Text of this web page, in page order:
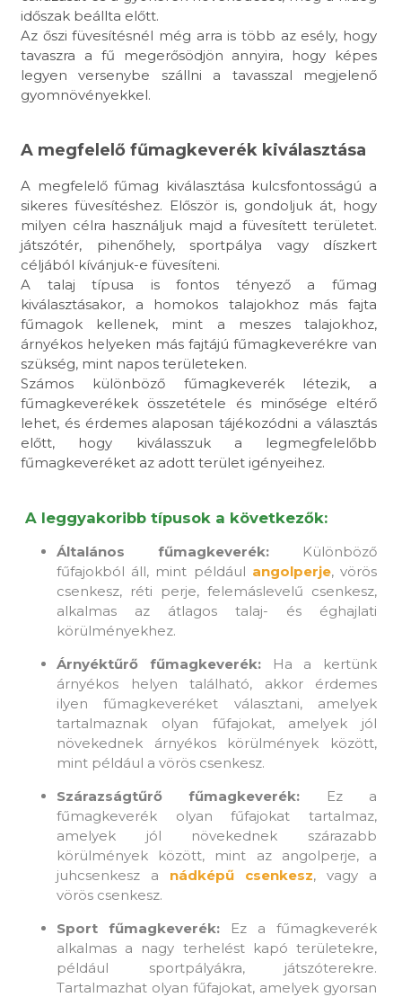
időszak beállta előtt.
Az őszi füvesítésnél még arra is több az esély, hogy
tavaszra a fű megerősödjön annyira, hogy képes
legyen versenybe szállni a tavasszal megjelenő
gyomnövényekkel.
A megfelelő fűmagkeverék kiválasztása
A megfelelő fűmag kiválasztása kulcsfontosságú a
sikeres füvesítéshez. Először is, gondoljuk át, hogy
milyen célra használjuk majd a füvesített területet.
játszótér, pihenőhely, sportpálya vagy díszkert
céljából kívánjuk-e füvesíteni.
A talaj típusa is fontos tényező a fűmag
kiválasztásakor, a homokos talajokhoz más fajta
fűmagok kellenek, mint a meszes talajokhoz,
árnyékos helyeken más fajtájú fűmagkeverékre van
szükség, mint napos területeken.
Számos különböző fűmagkeverék létezik, a
fűmagkeverékek összetétele és minősége eltérő
lehet, és érdemes alaposan tájékozódni a választás
előtt, hogy kiválasszuk a legmegfelelőbb
fűmagkeveréket az adott terület igényeihez.
A leggyakoribb típusok a következők:
Általános fűmagkeverék: Különböző
fűfajokból áll, mint például angolperje, vörös
csenkesz, réti perje, felemáslevelű csenkesz,
alkalmas az átlagos talaj- és éghajlati
körülményekhez.
Árnyéktűrő fűmagkeverék:
Ha a kertünk
árnyékos helyen található, akkor érdemes
ilyen fűmagkeveréket választani, amelyek
tartalmaznak olyan fűfajokat, amelyek jól
növekednek árnyékos körülmények között,
mint például a vörös csenkesz.
Szárazságtűrő fűmagkeverék: Ez a
fűmagkeverék olyan fűfajokat tartalmaz,
amelyek jól növekednek szárazabb
körülmények között, mint az angolperje, a
juhcsenkesz a nádképű csenkesz, vagy a
vörös csenkesz.
Sport fűmagkeverék:
Ez a fűmagkeverék
alkalmas a nagy terhelést kapó területekre,
például sportpályákra, játszóterekre.
Tartalmazhat olyan fűfajokat, amelyek gyorsan